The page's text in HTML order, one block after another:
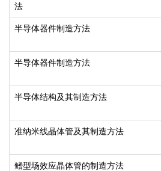
法
半导体器件制造方法
半导体器件制造方法
半导体结构及其制造方法
准纳米线晶体管及其制造方法
鳍型场效应晶体管的制造方法